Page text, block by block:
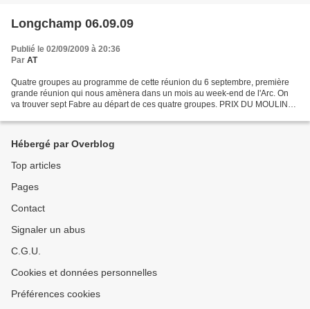
Longchamp 06.09.09
Publié le 02/09/2009 à 20:36
Par AT
Quatre groupes au programme de cette réunion du 6 septembre, première
grande réunion qui nous amènera dans un mois au week-end de l'Arc. On
va trouver sept Fabre au départ de ces quatre groupes. PRIX DU MOULIN
Hébergé par Overblog
Top articles
Pages
Contact
Signaler un abus
C.G.U.
Cookies et données personnelles
Préférences cookies